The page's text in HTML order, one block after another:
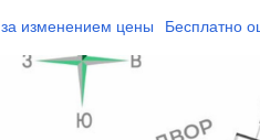
изменением цены Бесплатно